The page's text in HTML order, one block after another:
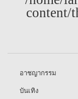
content/
อาชญากรรม
บันเทิง